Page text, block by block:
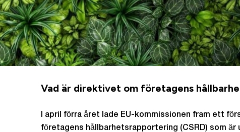
Vad är direktivet om företagens
I april förra året lade EU-kommissionen fram ett
företagens hållbarhetsrapportering (CSRD) som